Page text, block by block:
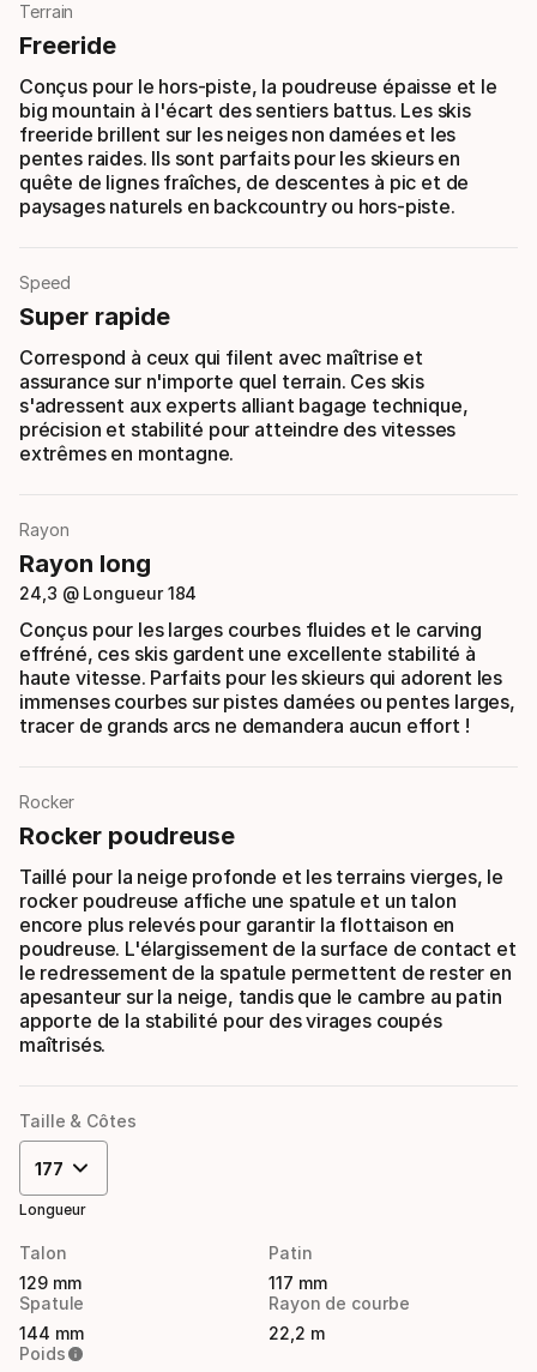
Terrain
Freeride
Conçus pour le hors-piste, la poudreuse épaisse et le
big mountain à l'écart des sentiers battus. Les skis
freeride brillent sur les neiges non damées et les
pentes raides. Ils sont parfaits pour les skieurs en
quête de lignes fraîches, de descentes à pic et de
paysages naturels en backcountry ou hors-piste.
Speed
Super rapide
Correspond à ceux qui filent avec maîtrise et
assurance sur n'importe quel terrain. Ces skis
s'adressent aux experts alliant bagage technique,
précision et stabilité pour atteindre des vitesses
extrêmes en montagne.
Rayon
Rayon long
24,3 @ Longueur 184
Conçus pour les larges courbes fluides et le carving
effréné, ces skis gardent une excellente stabilité à
haute vitesse. Parfaits pour les skieurs qui adorent les
immenses courbes sur pistes damées ou pentes larges,
tracer de grands arcs ne demandera aucun effort !
Rocker
Rocker poudreuse
Taillé pour la neige profonde et les terrains vierges, le
rocker poudreuse affiche une spatule et un talon
encore plus relevés pour garantir la flottaison en
poudreuse. L'élargissement de la surface de contact et
le redressement de la spatule permettent de rester en
apesanteur sur la neige, tandis que le cambre au patin
apporte de la stabilité pour des virages coupés
maîtrisés.
Taille & Côtes
177
Longueur
Talon
129 mm
Patin
117 mm
Spatule
144 mm
Rayon de courbe
22,2 m
Poids